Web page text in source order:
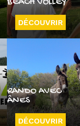
DÉCOUVRIR
RANDO AVEC
ÂNES
DÉCOUVRIR